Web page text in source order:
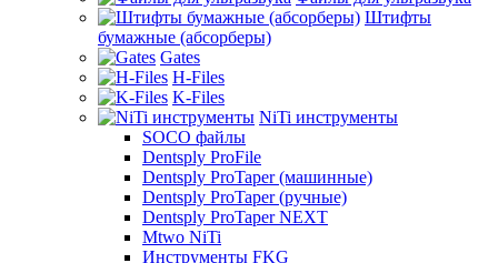
Штифты
бумажные (абсорберы)
Gates
H-Files
K-Files
NiTi инструменты
SOCO файлы
Dentsply ProFile
Dentsply ProTaper (машинные)
Dentsply ProTaper (ручные)
Dentsply ProTaper NEXT
Mtwo NiTi
Инструменты FKG